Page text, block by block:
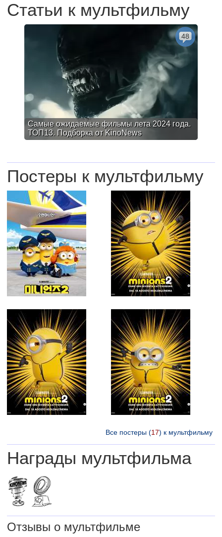
Статьи к мультфильму
Самые ожидаемые фильмы лета 2024 года.
ТОП13. Подборка от KinoNews
48
Постеры к мультфильму
Все постеры (17) к мультфильму
Награды мультфильма
Отзывы о мультфильме